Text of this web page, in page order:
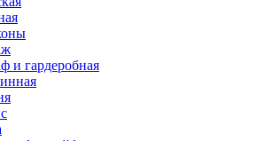
и гардеробная